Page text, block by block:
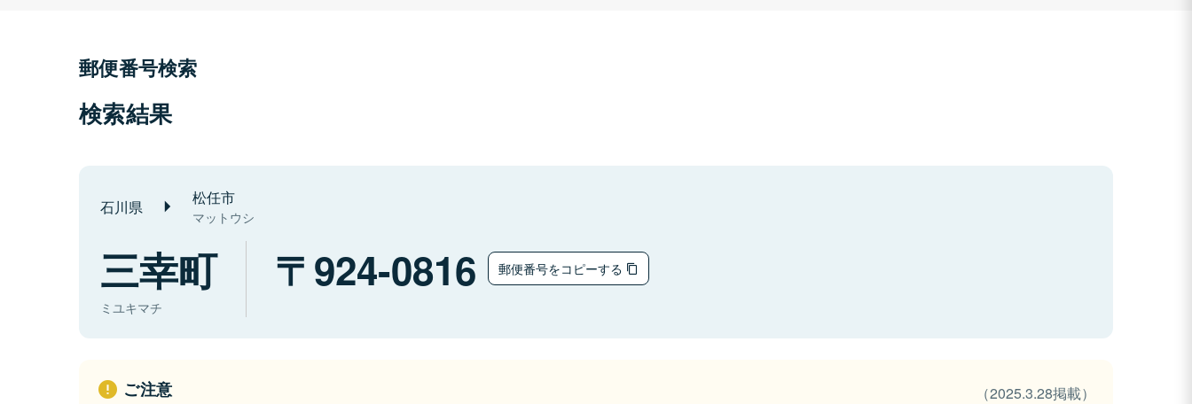
郵便番号検索
検索結果
石川県 松任市
マットウシ
三幸町
ミユキマチ
924-0816 郵便番号をコピーする
ご注意
（2025.3.28掲載）